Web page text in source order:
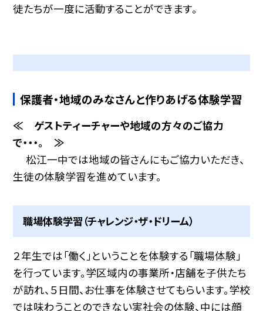
徒たちが一度に活動することができます。
保護者・地域のみなさんと作りあげる体験学習
≪ ゲストティーチャーや地域の方々のご協力
で・・・。 ≫
松江一中では地域の皆さんにもご協力いただき、
生徒の体験学習を進めています。
職場体験学習（チャレンジ・ザ・ドリーム）
２年生では「働く」ということを体験する「職場体験」
を行っています。学区域内の事業所・店舗を子供たち
が訪れ、５日間、お仕事を体験させてもらいます。学校
では味わうことのできない実社会の体験、中には顔